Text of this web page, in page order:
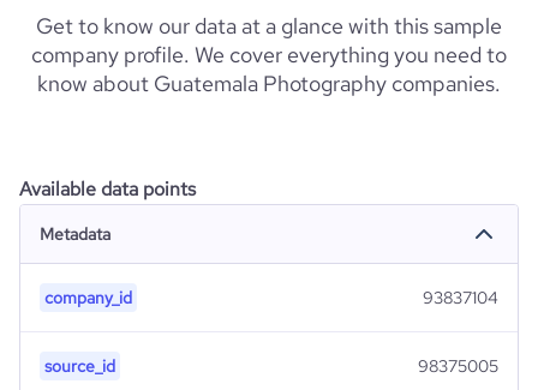
Get to know our data at a glance with this sample
company profile. We cover everything you need to
know about Guatemala Photography companies.
Available data points
Metadata
company_id 93837104
source_id 98375005